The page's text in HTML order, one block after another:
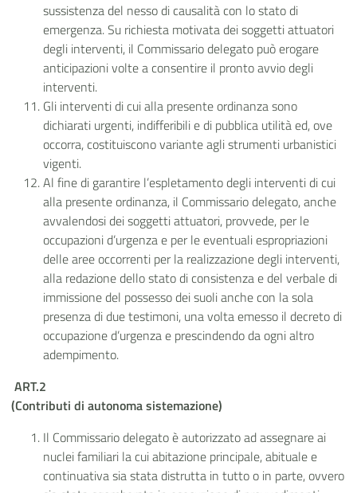
sussistenza del nesso di causalità con lo stato di
emergenza. Su richiesta motivata dei soggetti attuatori
degli interventi, il Commissario delegato può erogare
anticipazioni volte a consentire il pronto avvio degli
interventi.
Gli interventi di cui alla presente ordinanza sono
dichiarati urgenti, indifferibili e di pubblica utilità ed, ove
occorra, costituiscono variante agli strumenti urbanistici
vigenti.
Al fine di garantire l’espletamento degli interventi di cui
alla presente ordinanza, il Commissario delegato, anche
avvalendosi dei soggetti attuatori, provvede, per le
occupazioni d’urgenza e per le eventuali espropriazioni
delle aree occorrenti per la realizzazione degli interventi,
alla redazione dello stato di consistenza e del verbale di
immissione del possesso dei suoli anche con la sola
presenza di due testimoni, una volta emesso il decreto di
occupazione d’urgenza e prescindendo da ogni altro
adempimento.
ART.2
(Contributi di autonoma sistemazione)
Il Commissario delegato è autorizzato ad assegnare ai
nuclei familiari la cui abitazione principale, abituale e
continuativa sia stata distrutta in tutto o in parte, ovvero